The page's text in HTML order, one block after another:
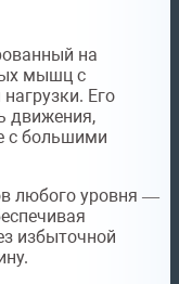
на
мышц с
Его
движения,
с большими
любого уровня —
избыточной